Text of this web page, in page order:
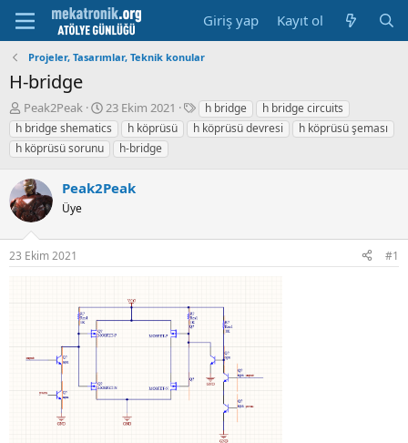
Giriş yap Kayıt ol
Projeler, Tasarımlar, Teknik konular
H-bridge
K
o
n
u
u
b
a
ş
a
Peak2Peak
B
a
ş
l
m
a
i
i
23 Ekim 2021
E
t
i
r
h bridge
h bridge circuits
h bridge shematics
h köprüsü h köprüsü devresi
h köprüsü şeması
h köprüsü sorunu
h-bridge
Peak2Peak
Üye
23 Ekim 2021 #1